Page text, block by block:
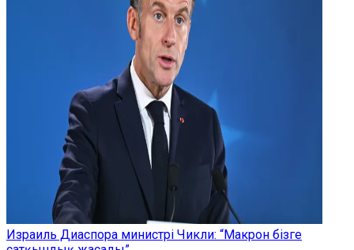
Израиль Диаспора министрі Чикли: “Макрон бізге